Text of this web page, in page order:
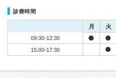
診療時間
月 火
09:30-12:30
15:00-17:30